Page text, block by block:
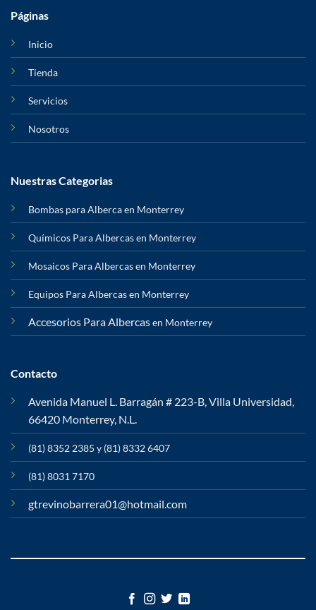
Páginas
Inicio
Tienda
Servicios
Nosotros
Nuestras Categorias
Bombas para Alberca en Monterrey
Químicos Para Albercas en Monterrey
Mosaicos Para Albercas en Monterrey
Equipos Para Albercas en Monterrey
Accesorios Para Albercasen Monterrey
Contacto
Avenida Manuel L. Barragán # 223-B, Villa Universidad,
66420 Monterrey, N.L.
(81) 8352 2385 y (81) 8332 6407
(81) 8031 7170
gtrevinobarrera01@hotmail.com